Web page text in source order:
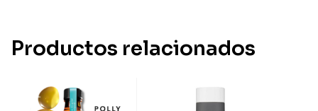
Productos relacionados